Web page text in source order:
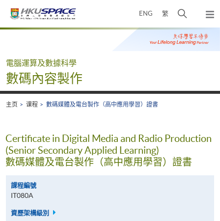
ENG 繁
开
搜
寻
弹
出
主
Main
電腦運算及數據科學
數碼內容製作
主页 课程 數碼媒體及電台製作（高中應用學習）證書
Certificate in Digital Media and Radio Production
(Senior Secondary Applied Learning)
數碼媒體及電台製作（高中應用學習）證書
課程編號
IT080A
資歷架構級別